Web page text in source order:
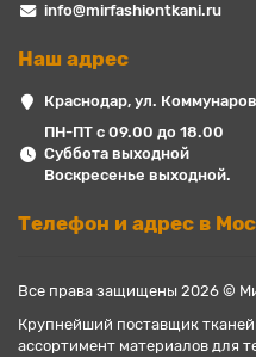
info@mirfashiontkani.ru
Наш адрес
Краснодар, ул.
ПН-ПТ с 09.00 до 18.00
Суббота выходной
Воскресенье выходной.
Телефон и адрес в
Все права защищены 2026 ©
Крупнейший поставщик
ассортимент материалов для